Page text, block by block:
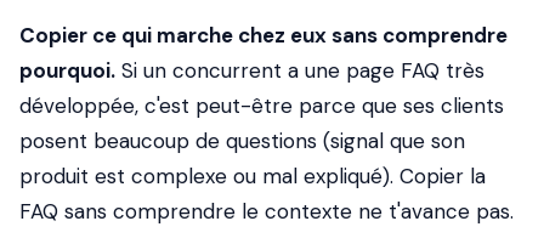
Copier ce qui marche chez eux sans comprendre
pourquoi. Si un concurrent a une page FAQ très
développée, c'est peut-être parce que ses clients
posent beaucoup de questions (signal que son
produit est complexe ou mal expliqué). Copier la
FAQ sans comprendre le contexte ne t'avance pas.